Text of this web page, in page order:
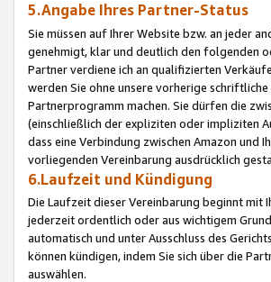
5.Angabe Ihres Partner-Status
Sie müssen auf Ihrer Website bzw. an jeder
genehmigt, klar und deutlich den folgenden
Partner verdiene ich an qualifizierten
werden Sie ohne unsere vorherige
Partnerprogramm machen. Sie dürfen die
(einschließlich der expliziten oder impliziten
dass eine Verbindung zwischen Amazon und
vorliegenden Vereinbarung ausdrücklich
6.Laufzeit und Kündigung
Die Laufzeit dieser Vereinbarung beginnt mit
jederzeit ordentlich oder aus wichtigem
automatisch und unter Ausschluss des
können kündigen, indem Sie sich über die
auswählen.